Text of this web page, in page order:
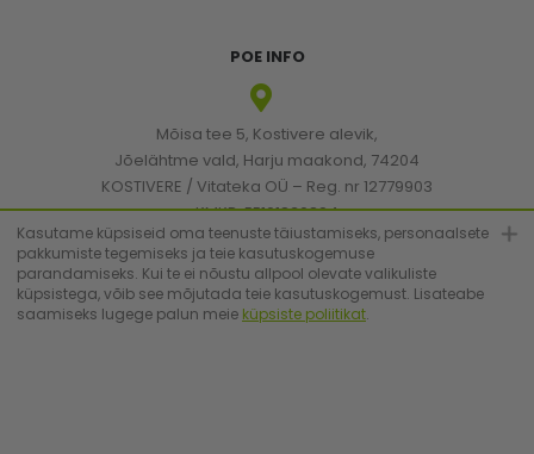
POE INFO
Mõisa tee 5, Kostivere alevik,
Jõelähtme vald, Harju maakond, 74204
KOSTIVERE / Vitateka OÜ – Reg. nr 12779903
KMKR: EE101830894
[email protected]
Kasutame küpsiseid oma teenuste täiustamiseks, personaalsete
pakkumiste tegemiseks ja teie kasutuskogemuse
parandamiseks. Kui te ei nõustu allpool olevate valikuliste
küpsistega, võib see mõjutada teie kasutuskogemust. Lisateabe
saamiseks lugege palun meie küpsiste poliitikat.